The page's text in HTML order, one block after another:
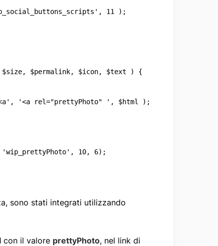
sono stati integrati utilizzando
con il valore prettyPhoto, nel link di